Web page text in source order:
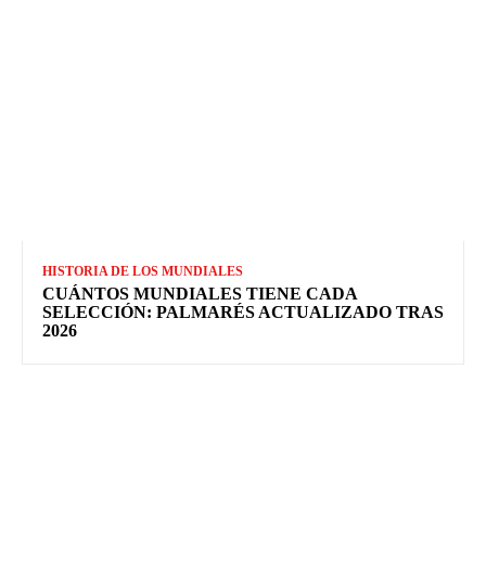
HISTORIA DE LOS MUNDIALES
CUÁNTOS MUNDIALES TIENE CADA
SELECCIÓN: PALMARÉS ACTUALIZADO TRAS
2026